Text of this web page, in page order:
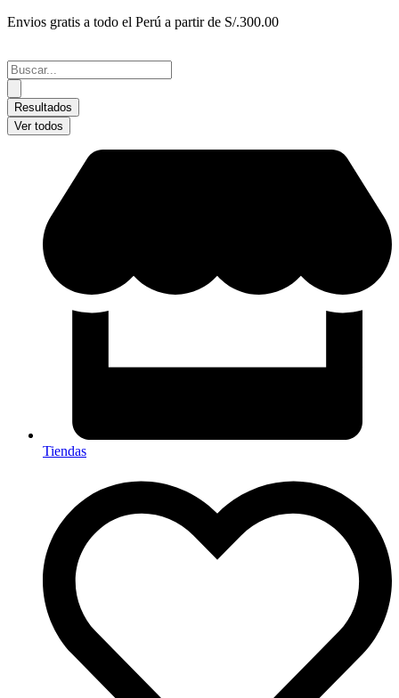
Ir
Envios gratis a todo el Perú a partir de S/.300.00
Search
...
Resultados
Ver todos
Tiendas